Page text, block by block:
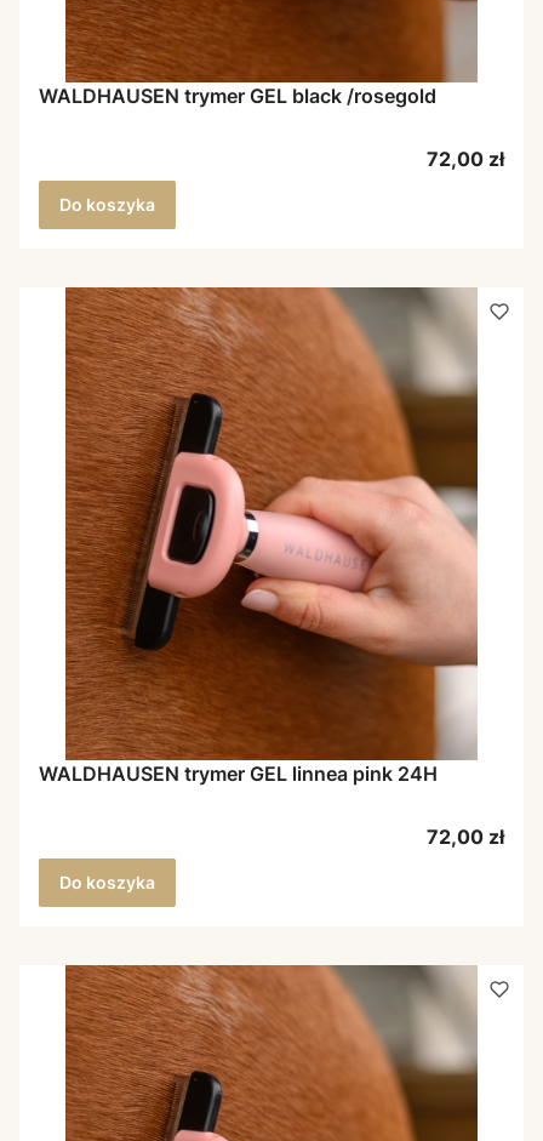
WALDHAUSEN trymer GEL black /rosegold
Cena
72,00 zł
Do koszyka
WALDHAUSEN trymer GEL linnea pink 24H
Cena
72,00 zł
Do koszyka